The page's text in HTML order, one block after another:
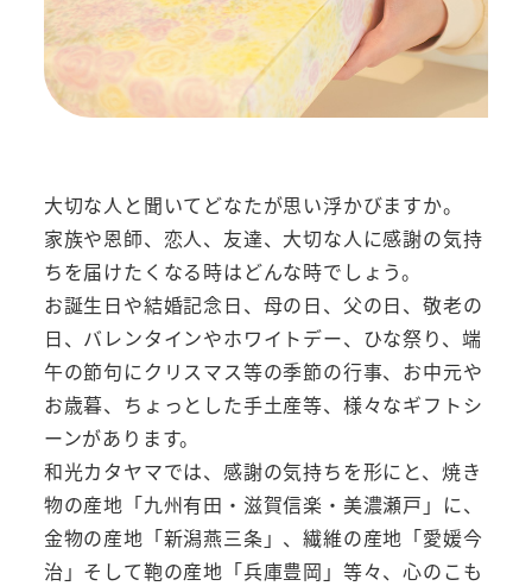
大切な人と聞いてどなたが思い浮かびますか。
家族や恩師、恋人、友達、大切な人に感謝の気持
ちを届けたくなる時はどんな時でしょう。
お誕生日や結婚記念日、母の日、父の日、敬老の
日、バレンタインやホワイトデー、ひな祭り、端
午の節句にクリスマス等の季節の行事、お中元や
お歳暮、ちょっとした手土産等、様々なギフトシ
ーンがあります。
和光カタヤマでは、感謝の気持ちを形にと、焼き
物の産地「九州有田・滋賀信楽・美濃瀬戸」に、
金物の産地「新潟燕三条」、繊維の産地「愛媛今
治」そして鞄の産地「兵庫豊岡」等々、心のこも